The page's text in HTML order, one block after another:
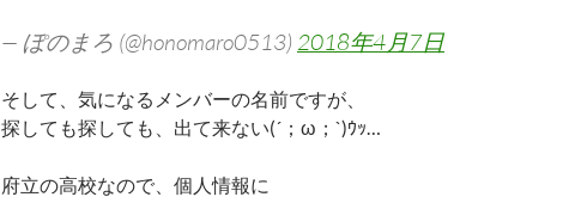
— ぽのまろ (@honomaro0513) 2018年4月7日
そして、気になるメンバーの名前ですが、
探しても探しても、出て来ない(´；ω；`)ｳｯ…
府立の高校なので、個人情報に